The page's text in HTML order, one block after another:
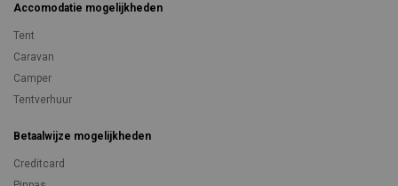
Accomodatie mogelijkheden
Tent
Caravan
Camper
Tentverhuur
Betaalwijze mogelijkheden
Creditcard